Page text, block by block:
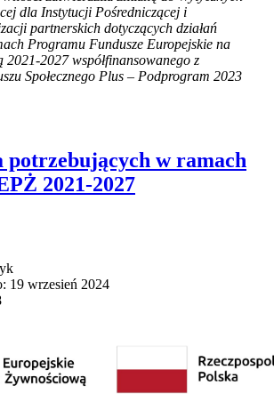
dla Instytucji Pośredniczącej i
partnerskich dotyczących działań
Programu Fundusze Europejskie na
2027 współfinansowanego z
Społecznego Plus – Podprogram 2023
potrzebujących w ramach
2021-2027
19 wrzesień 2024